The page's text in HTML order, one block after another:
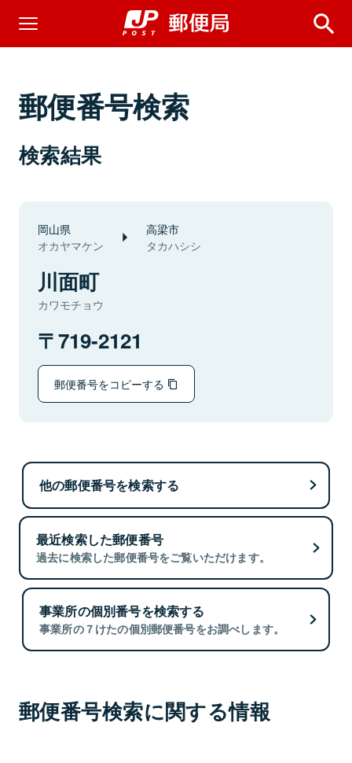
郵便番号検索
検索結果
岡山県
オカヤマケン
高梁市
タカハシシ
川面町
カワモチョウ
719-2121
郵便番号をコピーする
他の郵便番号を検索する
最近検索した郵便番号
過去に検索した郵便番号をご覧いただけます。
事業所の個別番号を検索する
事業所の７けたの個別郵便番号をお調べします。
郵便番号検索に関する情報